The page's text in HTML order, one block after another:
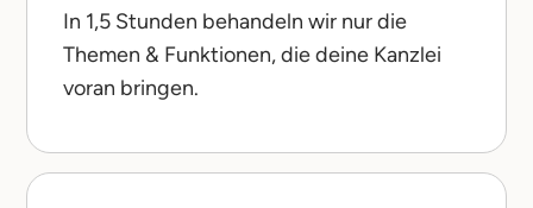
In 1,5 Stunden behandeln wir nur die
Themen & Funktionen, die deine Kanzlei
voran bringen.